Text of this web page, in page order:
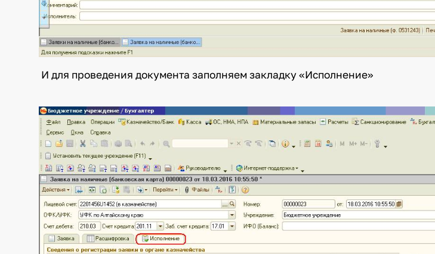
И для проведения документа заполняем закладку «Исполнение»